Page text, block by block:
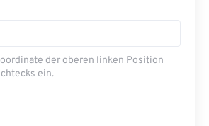
der oberen linken Position
​​ein.